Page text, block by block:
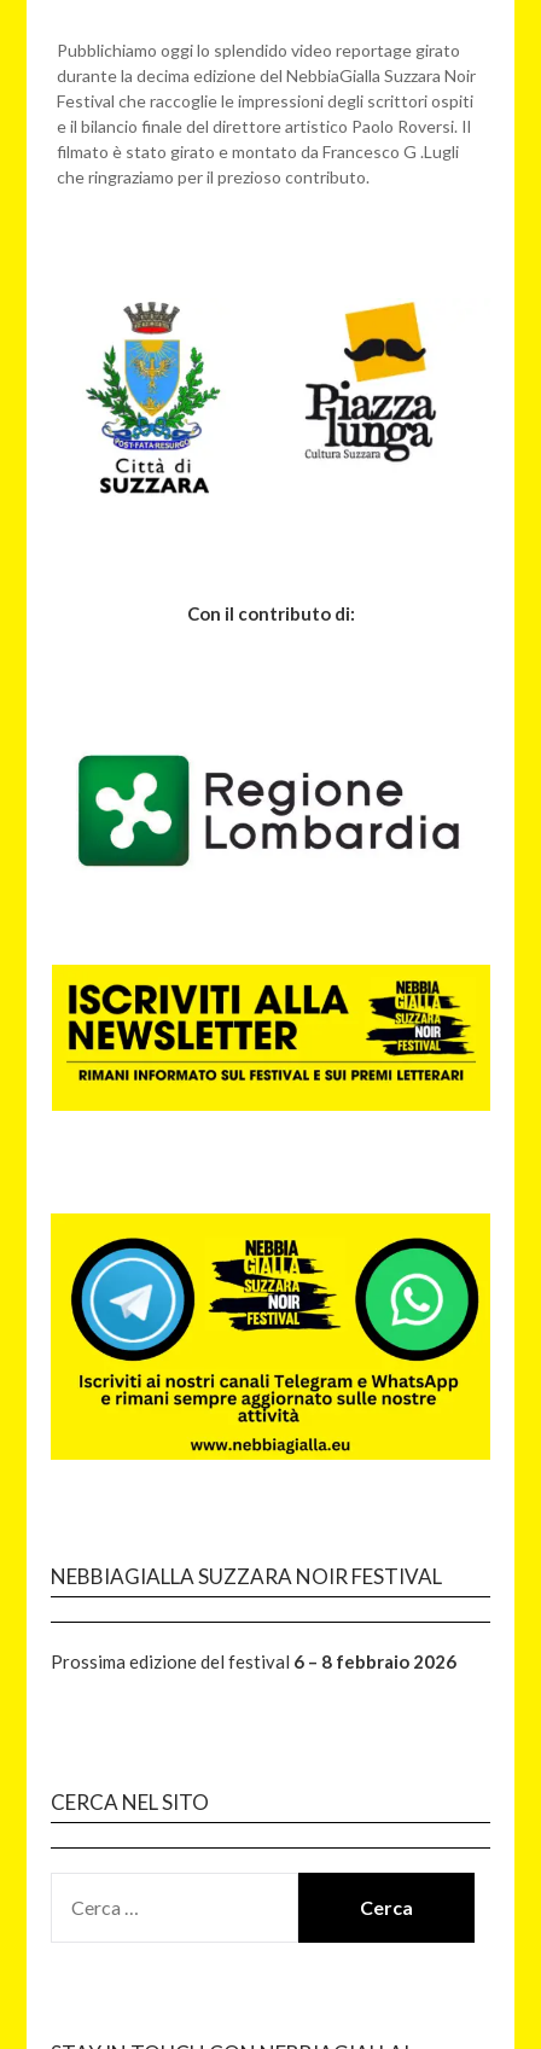
Pubblichiamo oggi lo splendido video reportage girato
durante la decima edizione del NebbiaGialla Suzzara Noir
Festival che raccoglie le impressioni degli scrittori ospiti
e il bilancio finale del direttore artistico Paolo Roversi. Il
filmato è stato girato e montato da Francesco G .Lugli
che ringraziamo per il prezioso contributo.
Con il contributo di:
NEBBIAGIALLA SUZZARA NOIR FESTIVAL
Prossima edizione del festival 6 – 8 febbraio 2026
CERCA NEL SITO